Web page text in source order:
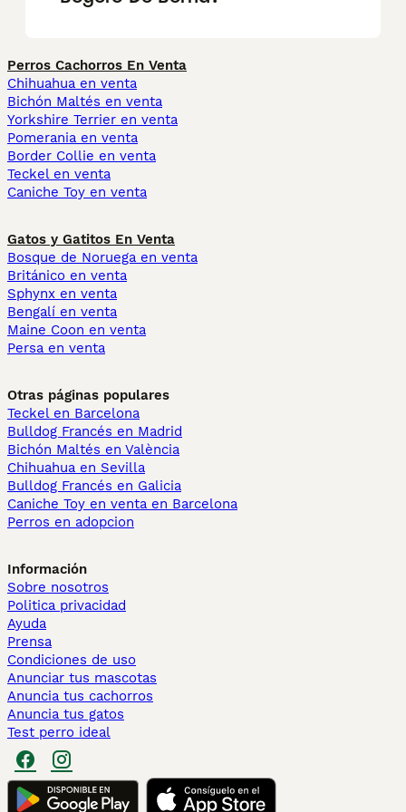
Perros Cachorros En Venta
Chihuahua en venta
Bichón Maltés en venta
Yorkshire Terrier en venta
Pomerania en venta
Border Collie en venta
Teckel en venta
Caniche Toy en venta
Gatos y Gatitos En Venta
Bosque de Noruega en venta
Británico en venta
Sphynx en venta
Bengalí en venta
Maine Coon en venta
Persa en venta
Otras páginas populares
Teckel en Barcelona
Bulldog Francés en Madrid
Bichón Maltés en València
Chihuahua en Sevilla
Bulldog Francés en Galicia
Caniche Toy en venta en Barcelona
Perros en adopcion
Información
Sobre nosotros
Politica privacidad
Ayuda
Prensa
Condiciones de uso
Anunciar tus mascotas
Anuncia tus cachorros
Anuncia tus gatos
Test perro ideal